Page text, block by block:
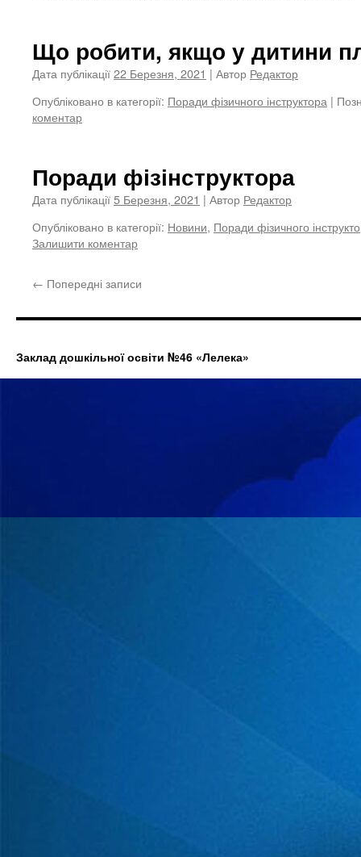
Що робити, якщо у дитини
Дата публікації22 Березня, 2021 | Автор Редактор
Опубліковано в категорії: Поради фізичного інструктора |
коментар
Поради фізінструктора
Дата публікації5 Березня, 2021 | Автор Редактор
Опубліковано в категорії: Новини, Поради фізичного
Залишити коментар
← Попередні записи
Заклад дошкільної освіти №46 «Лелека»